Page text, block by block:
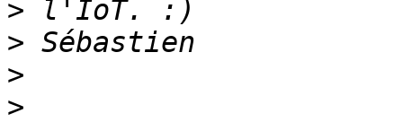
>
>
>
>